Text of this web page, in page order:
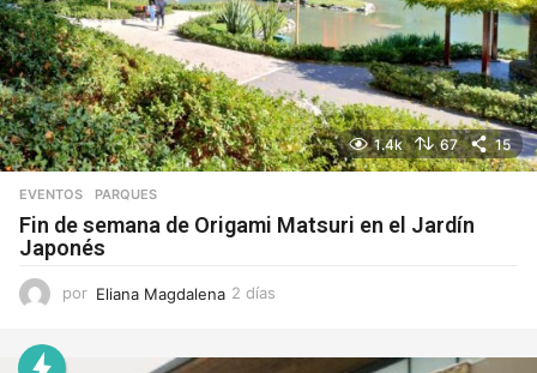
1.4k 67 15
EVENTOS ,PARQUES
Fin de semana de Origami Matsuri en el Jardín
Japonés
por Eliana Magdalena 2 días
a